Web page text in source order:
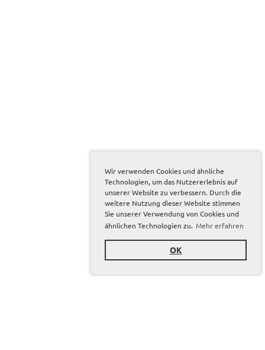
Wir verwenden Cookies und ähnliche
Technologien, um das Nutzererlebnis auf
unserer Website zu verbessern. Durch die
weitere Nutzung dieser Website stimmen
Sie unserer Verwendung von Cookies und
ähnlichen Technologien zu. Mehr erfahren
OK